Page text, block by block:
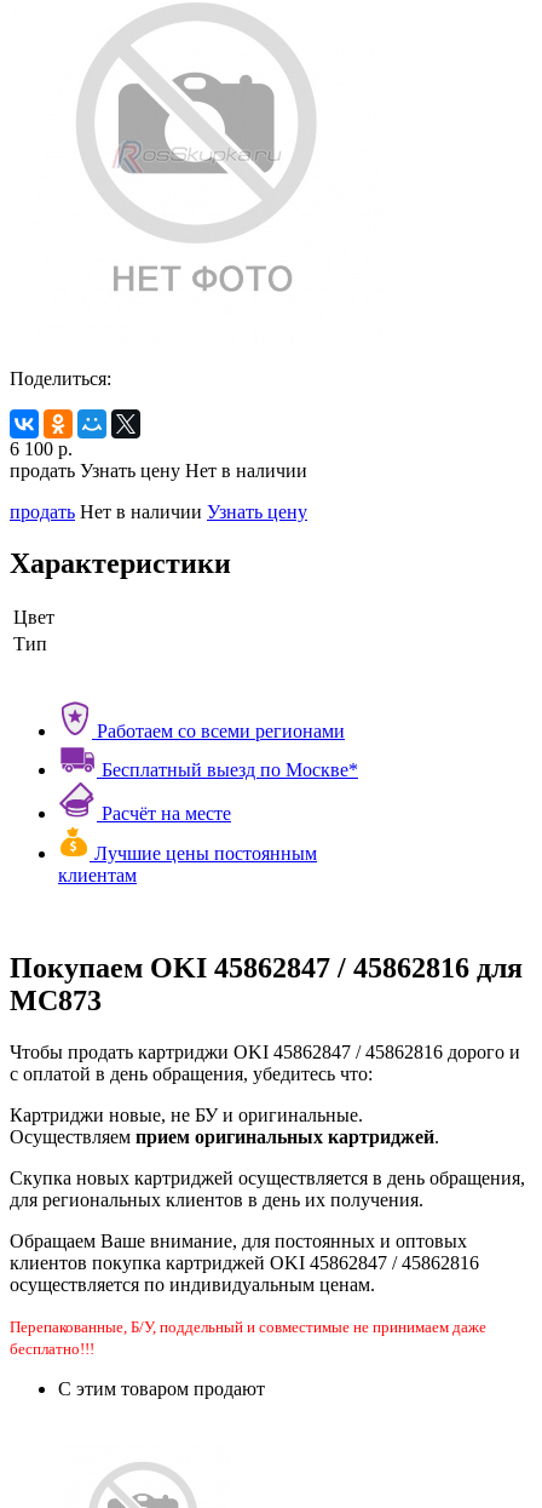
Поделиться:
6 100 р.
продать Узнать цену Нет в наличии
продать Нет в наличии Узнать цену
Характеристики
Цвет
Тип
Работаем со всеми регионами
Бесплатный выезд по Москве*
Расчёт на месте
Лучшие цены постоянным
клиентам
Покупаем OKI 45862847 / 45862816 для
MC873
Чтобы продать картриджи OKI 45862847 / 45862816 дорого и
с оплатой в день обращения, убедитесь что:
Картриджи новые, не БУ и оригинальные.
Осуществляем прием оригинальных картриджей.
Скупка новых картриджей осуществляется в день обращения,
для региональных клиентов в день их получения.
Обращаем Ваше внимание, для постоянных и оптовых
клиентов покупка картриджей OKI 45862847 / 45862816
осуществляется по индивидуальным ценам.
Перепакованные, Б/У, поддельный и совместимые не принимаем даже
бесплатно!!!
С этим товаром продают